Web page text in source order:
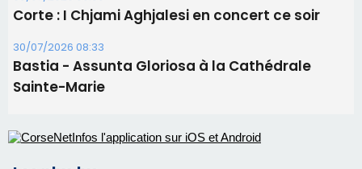
Satine Nomary est la nouvelle Miss Corse 2026
d'un spectacle qui ne reviendra pas avant 2081
La gendarmerie alerte les restaurateurs corses
face à une nouvelle escroquerie au faux vendeur de
En Corse, un début de saison marqué par une